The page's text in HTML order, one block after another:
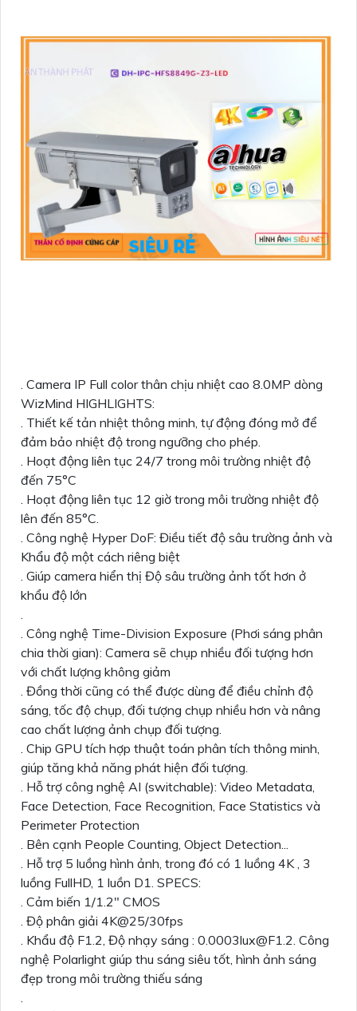
. Camera IP Full color thân chịu nhiệt cao 8.0MP dòng
WizMind HIGHLIGHTS:
. Thiết kế tản nhiệt thông minh, tự động đóng mở để
đảm bảo nhiệt độ trong ngưỡng cho phép.
. Hoạt động liên tục 24/7 trong môi trường nhiệt độ
đến 75°C
. Hoạt động liên tục 12 giờ trong môi trường nhiệt độ
lên đến 85°C.
. Công nghệ Hyper DoF: Điều tiết độ sâu trường ảnh và
Khẩu độ một cách riêng biệt
. Giúp camera hiển thị Độ sâu trường ảnh tốt hơn ở
khẩu độ lớn
. Công nghệ Time-Division Exposure (Phơi sáng phân
chia thời gian): Camera sẽ chụp nhiều đối tượng hơn
với chất lượng không giảm
. Đồng thời cũng có thể được dùng để điều chỉnh độ
sáng, tốc độ chụp, đối tượng chụp nhiều hơn và nâng
cao chất lượng ảnh chụp đối tượng.
. Chip GPU tích hợp thuật toán phân tích thông minh,
giúp tăng khả năng phát hiện đối tượng.
. Hỗ trợ công nghệ AI (switchable): Video Metadata,
Face Detection, Face Recognition, Face Statistics và
Perimeter Protection
. Bên cạnh People Counting, Object Detection...
. Hỗ trợ 5 luồng hình ảnh, trong đó có 1 luồng 4K , 3
luồng FullHD, 1 luồn D1. SPECS:
. Cảm biến 1/1.2" CMOS
. Độ phân giải 4K@25/30fps
. Khẩu độ F1.2, Độ nhạy sáng : 0.0003lux@F1.2. Công
nghệ Polarlight giúp thu sáng siêu tốt, hình ảnh sáng
đẹp trong môi trường thiếu sáng